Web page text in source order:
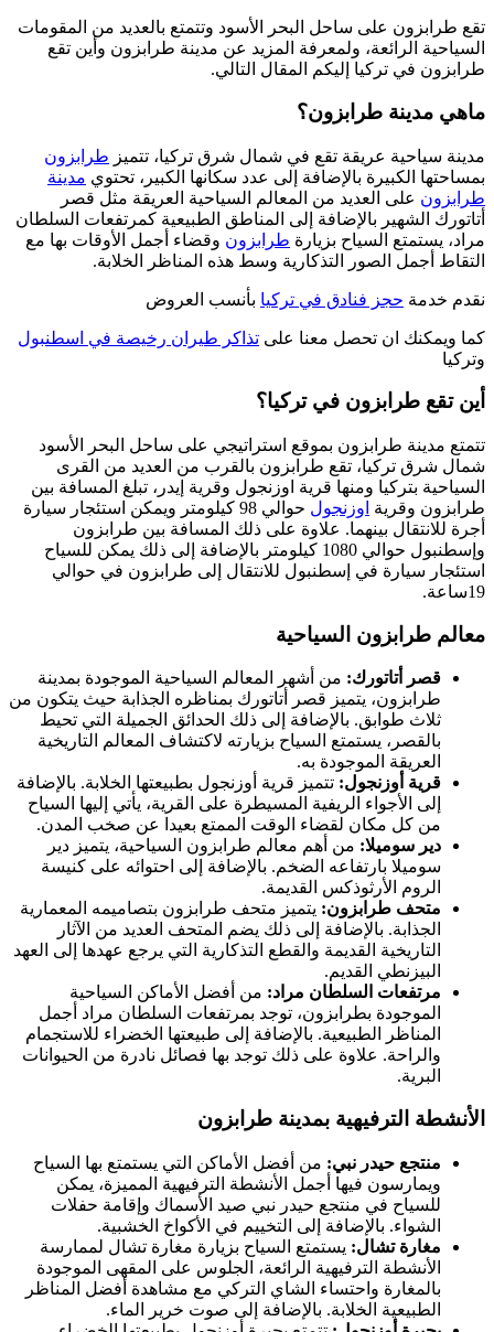
تقع طرابزون على ساحل البحر الأسود وتتمتع بالعديد من المقومات
السياحية الرائعة، ولمعرفة المزيد عن مدينة طرابزون وأين تقع
طرابزون في تركيا إليكم المقال التالي.
ماهي مدينة طرابزون؟
مدينة سياحية عريقة تقع في شمال شرق تركيا، تتميز طرابزون
بمساحتها الكبيرة بالإضافة إلى عدد سكانها الكبير، تحتوي مدينة
طرابزون على العديد من المعالم السياحية العريقة مثل قصر
أتاتورك الشهير بالإضافة إلى المناطق الطبيعية كمرتفعات السلطان
مراد، يستمتع السياح بزيارة طرابزون وقضاء أجمل الأوقات بها مع
التقاط أجمل الصور التذكارية وسط هذه المناظر الخلابة.
نقدم خدمة حجز فنادق في تركيا بأنسب العروض
كما ويمكنك ان تحصل معنا على تذاكر طيران رخيصة في اسطنبول
وتركيا
أين تقع طرابزون في تركيا؟
تتمتع مدينة طرابزون بموقع استراتيجي على ساحل البحر الأسود
شمال شرق تركيا، تقع طرابزون بالقرب من العديد من القرى
السياحية بتركيا ومنها قرية اوزنجول وقرية إيدر، تبلغ المسافة بين
طرابزون وقرية اوزنجول
حوالي 98 كيلومتر ويمكن استئجار سيارة
أجرة للانتقال بينهما. علاوة على ذلك المسافة بين طرابزون
وإسطنبول حوالي 1080 كيلومتر بالإضافة إلى ذلك يمكن للسياح
استئجار سيارة في إسطنبول للانتقال إلى طرابزون في حوالي
19ساعة.
معالم طرابزون السياحية
قصر أتاتورك: من أشهر المعالم السياحية الموجودة بمدينة
طرابزون، يتميز قصر أتاتورك بمناظره الجذابة حيث يتكون من
ثلاث طوابق. بالإضافة إلى ذلك الحدائق الجميلة التي تحيط
بالقصر، يستمتع السياح بزيارته لاكتشاف المعالم التاريخية
العريقة الموجودة به.
قرية أوزنجول: تتميز قرية أوزنجول بطبيعتها الخلابة. بالإضافة
إلى الأجواء الريفية المسيطرة على القرية، يأتي إليها السياح
من كل مكان لقضاء الوقت الممتع بعيدا عن صخب المدن.
دير سوميلا: من أهم معالم طرابزون السياحية، يتميز دير
سوميلا بارتفاعه الضخم. بالإضافة إلى احتوائه على كنيسة
الروم الأرثوذكس القديمة.
متحف طرابزون: يتميز متحف طرابزون بتصاميمه المعمارية
الجذابة. بالإضافة إلى ذلك يضم المتحف العديد من الآثار
التاريخية القديمة والقطع التذكارية التي يرجع عهدها إلى العهد
البيزنطي القديم.
مرتفعات السلطان مراد: من أفضل الأماكن السياحية
الموجودة بطرابزون، توجد بمرتفعات السلطان مراد أجمل
المناظر الطبيعية. بالإضافة إلى طبيعتها الخضراء للاستجمام
والراحة. علاوة على ذلك توجد بها فصائل نادرة من الحيوانات
البرية.
الأنشطة الترفيهية بمدينة طرابزون
منتجع حيدر نبي: من أفضل الأماكن التي يستمتع بها السياح
ويمارسون فيها أجمل الأنشطة الترفيهية المميزة، يمكن
للسياح في منتجع حيدر نبي صيد الأسماك وإقامة حفلات
الشواء. بالإضافة إلى التخييم في الأكواخ الخشبية.
مغارة تشال: يستمتع السياح بزيارة مغارة تشال لممارسة
الأنشطة الترفيهية الرائعة، الجلوس على المقهى الموجودة
بالمغارة واحتساء الشاي التركي مع مشاهدة أفضل المناظر
الطبيعية الخلابة. بالإضافة إلى صوت خرير الماء.